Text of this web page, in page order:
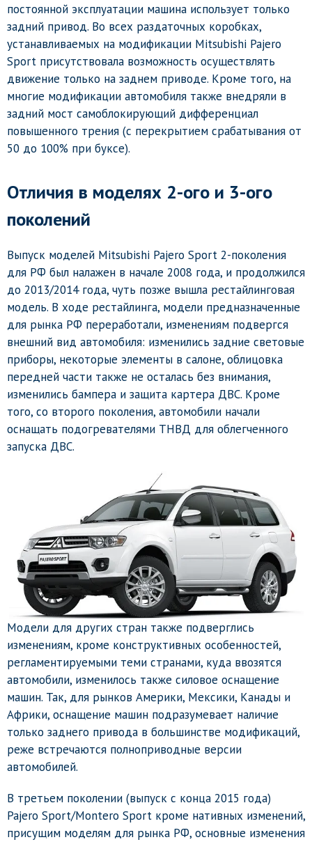
постоянной эксплуатации машина использует только
задний привод. Во всех раздаточных коробках,
устанавливаемых на модификации Mitsubishi Pajero
Sport присутствовала возможность осуществлять
движение только на заднем приводе. Кроме того, на
многие модификации автомобиля также внедряли в
задний мост самоблокирующий дифференциал
повышенного трения (с перекрытием срабатывания от
50 до 100% при буксе).
Отличия в моделях 2-ого и 3-ого
поколений
Выпуск моделей Mitsubishi Pajero Sport 2-поколения
для РФ был налажен в начале 2008 года, и продолжился
до 2013/2014 года, чуть позже вышла рестайлинговая
модель. В ходе рестайлинга, модели предназначенные
для рынка РФ переработали, изменениям подвергся
внешний вид автомобиля: изменились задние световые
приборы, некоторые элементы в салоне, облицовка
передней части также не осталась без внимания,
изменились бампера и защита картера ДВС. Кроме
того, со второго поколения, автомобили начали
оснащать подогревателями ТНВД для облегченного
запуска ДВС.
Модели для других стран также подверглись
изменениям, кроме конструктивных особенностей,
регламентируемыми теми странами, куда ввозятся
автомобили, изменилось также силовое оснащение
машин. Так, для рынков Америки, Мексики, Канады и
Африки, оснащение машин подразумевает наличие
только заднего привода в большинстве модификаций,
реже встречаются полноприводные версии
автомобилей.
В третьем поколении (выпуск с конца 2015 года)
Pajero Sport/Montero Sport кроме нативных изменений,
присущим моделям для рынка РФ, основные изменения